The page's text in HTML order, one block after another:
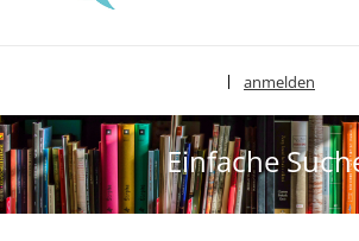
anmelden
Einfache